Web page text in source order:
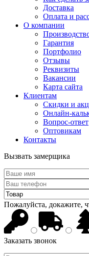
Доставка
Оплата и
О компании
Гарантия
Портфолио
Отзывы
Реквизиты
Вакансии
Карта сайта
Клиентам
Скидки и
Онлайн-
Вопрос-ответ
Оптовикам
Контакты
Вызвать замерщика
Пожалуйста, докажите,
Заказать звонок